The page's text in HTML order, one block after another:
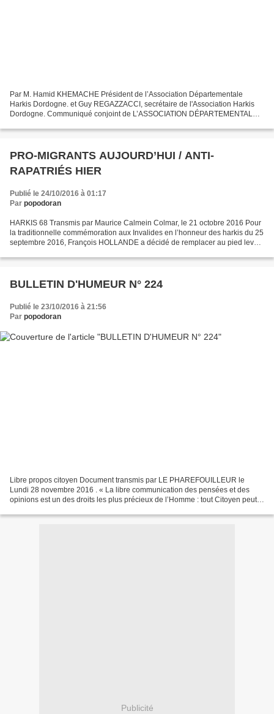
Par M. Hamid KHEMACHE Président de l’Association Départementale
Harkis Dordogne. et Guy REGAZZACCI, secrétaire de l'Association Harkis
Dordogne. Communiqué conjoint de L’ASSOCIATION DÉPARTEMENTALE
PRO-MIGRANTS AUJOURD’HUI / ANTI-
RAPATRIÉS HIER
Publié le 24/10/2016 à 01:17
Par popodoran
HARKIS 68 Transmis par Maurice Calmein Colmar, le 21 octobre 2016 Pour
la traditionnelle commémoration aux Invalides en l’honneur des harkis du 25
septembre 2016, François HOLLANDE a décidé de remplacer au pied levé
BULLETIN D'HUMEUR N° 224
Publié le 23/10/2016 à 21:56
Par popodoran
Libre propos citoyen Document transmis par LE PHAREFOUILLEUR le
Lundi 28 novembre 2016 . « La libre communication des pensées et des
opinions est un des droits les plus précieux de l’Homme : tout Citoyen peut
Publicité